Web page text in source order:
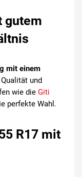
gutem
mit einem
Qualität und
wie die Giti
perfekte Wahl.
R17 mit